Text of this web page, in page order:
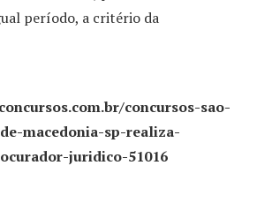
período, a critério da
concursos-sao-
macedonia-sp-realiza-
juridico-51016